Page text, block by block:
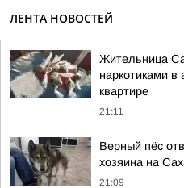
ЛЕНТА НОВОСТЕЙ
Жительница
наркотиками в
квартире
21:11
Верный пёс
хозяина на
21:09